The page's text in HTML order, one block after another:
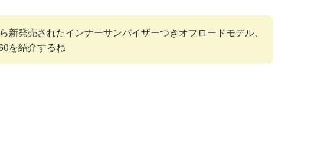
新発売されたインナーサンバイザーつきオフロードモデル、
を紹介するね